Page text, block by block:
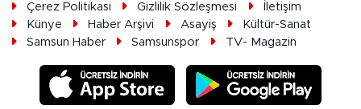
Çerez Politikası Gizlilik Sözleşmesi
İletişim
Künye
Haber Arşivi Asayiş
Kültür-Sanat
Samsun Haber
Samsunspor TV- Magazin